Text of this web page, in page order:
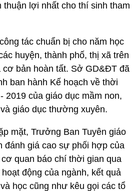
thuận lợi nhất cho thí sinh tham
tác chuẩn bị cho năm học
huyện, thành phố, thị xã trên
cơ bản hoàn tất. Sở GD&ĐT đã
ban hành Kế hoạch về thời
2019 của giáo dục mầm non,
giáo dục thường xuyên.
mặt, Trưởng Ban Tuyên giáo
đánh giá cao sự phối hợp của
quan báo chí thời gian qua
động của ngành, kết quả
học cũng như kêu gọi các tổ